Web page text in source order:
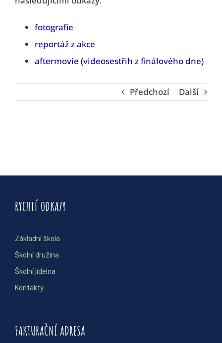
Předchozí Další
fotografie
reportáž z akce
aftermovie (videosestřih z finálového dne)
RYCHLÉ ODKAZY
Základní škola
Školní družina
Školní jídelna
Kontakty
FAKTURAČNÍ ADRESA